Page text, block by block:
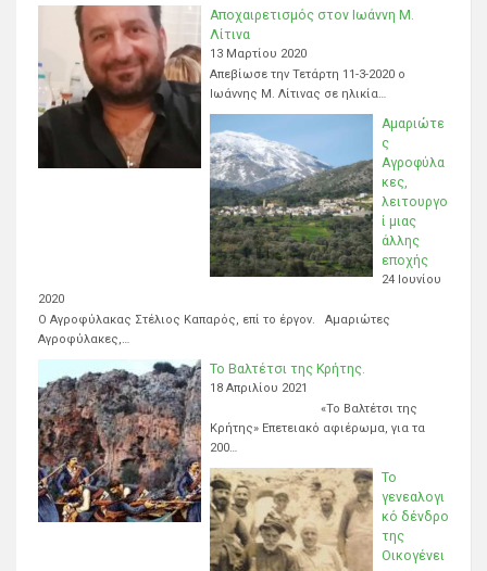
Αποχαιρετισμός στον Ιωάννη Μ.
Λίτινα
13 Μαρτίου 2020
Απεβίωσε την Τετάρτη 11-3-2020 ο
Ιωάννης Μ. Λίτινας σε ηλικία…
Αμαριώτε
ς
Αγροφύλα
κες,
λειτουργο
ί μιας
άλλης
εποχής
24 Ιουνίου
2020
Ο Αγροφύλακας Στέλιος Καπαρός, επί το έργον. Αμαριώτες
Αγροφύλακες,…
Το Βαλτέτσι της Κρήτης.
18 Απριλίου 2021
«Το Βαλτέτσι της
Κρήτης» Επετειακό αφιέρωμα, για τα
200…
Το
γενεαλογι
κό δένδρο
της
Οικογένει